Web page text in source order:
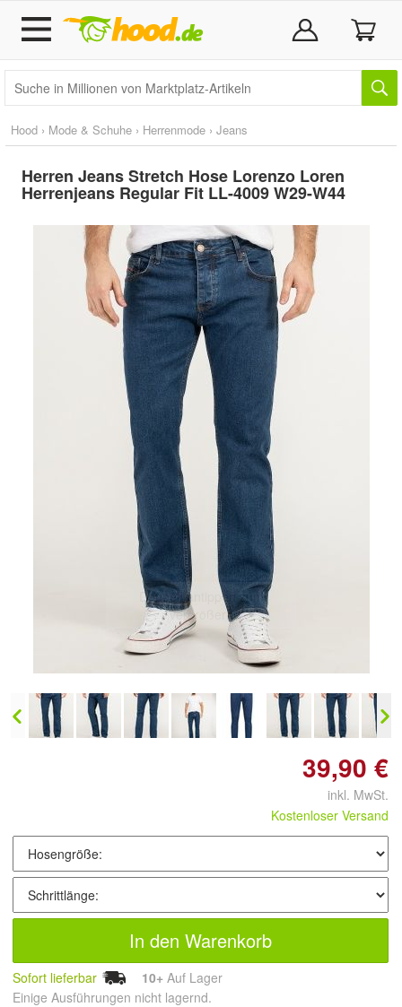
Hood › Mode & Schuhe › Herrenmode › Jeans
Herren Jeans Stretch Hose Lorenzo Loren
Herrenjeans Regular Fit LL-4009 W29-W44
Doppelt antippen zum
vergrößern
39,90 €
inkl. MwSt.
Kostenloser Versand
In den Warenkorb
Sofort lieferbar 10+ Auf Lager
Einige Ausführungen nicht lagernd.